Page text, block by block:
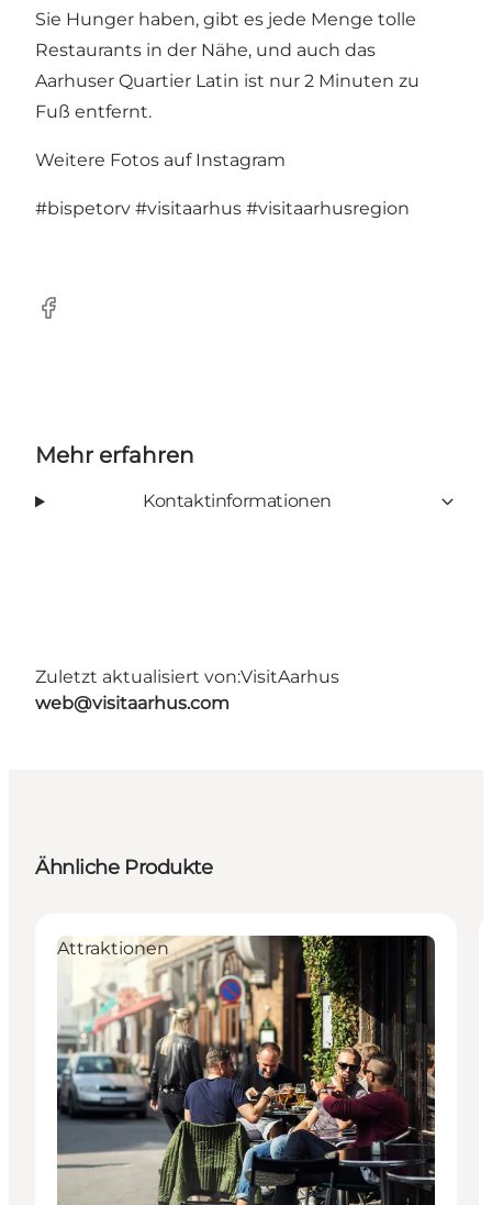
Sie Hunger haben, gibt es jede Menge tolle
Restaurants in der Nähe, und auch das
Aarhuser Quartier Latin ist nur 2 Minuten zu
Fuß entfernt.
Weitere Fotos auf Instagram
#bispetorv #visitaarhus #visitaarhusregion
Facebook
Mehr erfahren
Kontaktinformationen
Zuletzt aktualisiert von:VisitAarhus
web@visitaarhus.com
Ähnliche Produkte
Attraktionen